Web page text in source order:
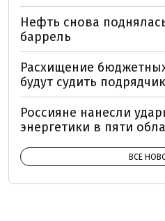
Нефть снова
баррель
Расхищение
будут судить
Россияне нанесли
энергетики в пяти
ВСЕ